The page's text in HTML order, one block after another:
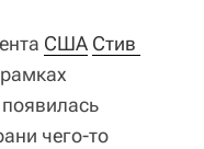
США Стив
чего-то